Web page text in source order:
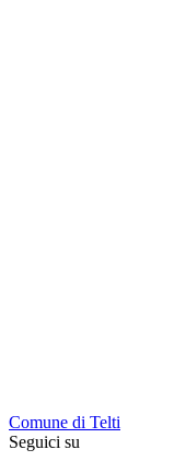
Comune di Telti
Seguici su